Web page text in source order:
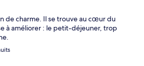
de charme. Il se trouve au cœur du
à améliorer : le petit-déjeuner, trop